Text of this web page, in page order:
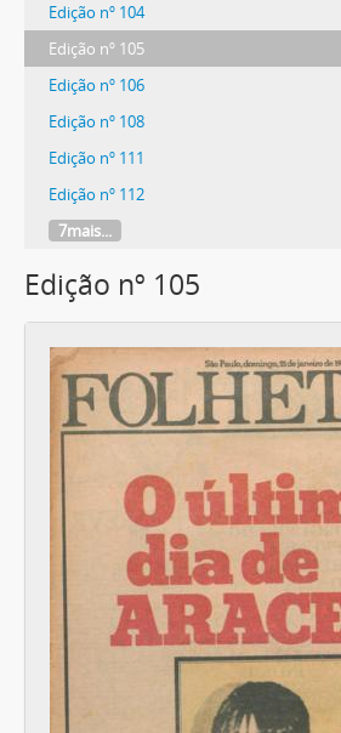
Edição nº 104
Edição nº 105
Edição nº 106
Edição nº 108
Edição nº 111
Edição nº 112
7mais...
Edição nº 105